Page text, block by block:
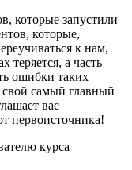
которые запустили
которые,
к нам,
теряется, а часть
ошибки таких
самый главный
вас
первоисточника!
курса